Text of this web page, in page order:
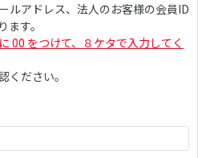
ルアドレス、法人のお客様の会員ID
す。
00 をつけて、８ケタで入力してく
ください。